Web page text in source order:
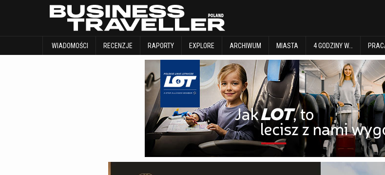
WIADOMOŚCI RECENZJE RAPORTY EXPLORE ARCHIWUM MIASTA 4 GODZINY W…
WIADOMOŚCI RECENZJE